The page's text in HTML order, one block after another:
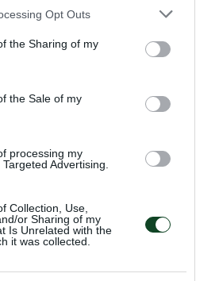
app uses one or more Google
usage behaviour. You may click to
Google and its third-party tags to
specified purposes in below Google
Opt Outs
the Sharing of my
the Sale of my
processing my
Advertising.
Collection, Use,
or Sharing of my
Is Unrelated with the
it was collected.
Πυροβόλων όπλων
της Εμμανουέλας
πρωτάθλημα
συμμετοχή Ροκοπάνου,
ποδηλασίας (αντοχή)
Καλούπη,